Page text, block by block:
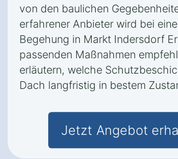
von den baulichen
erfahrener Anbieter wird bei
Begehung in Markt Indersdorf
passenden Maßnahmen
erläutern, welche
Dach langfristig in bestem
Jetzt Angebot